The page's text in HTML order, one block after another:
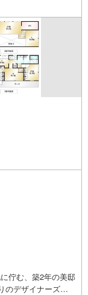
佇む、築2年の美邸
のデザイナーズハ